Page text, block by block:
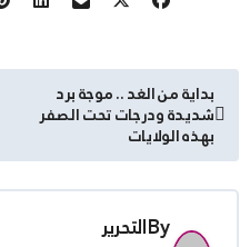
تصفّح
المقالات
بداية من الغد .. موجة برد
شديدة ودرجات تحت الصفر
بهذه الولايات
Byالتحرير